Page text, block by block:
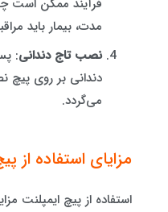
فرآیند ممکن است
مدت، بیمار باید
نصب تاج دندانی:
دندانی بر روی
می‌گردد.
مزایای استفاده از
استفاده از پیچ ایمپلنت